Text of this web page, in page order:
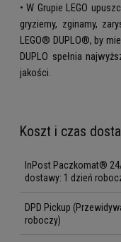
• W Grupie LEGO
gryziemy, zginamy,
LEGO® DUPLO®, by
DUPLO spełnia
jakości.
Koszt i czas
Cena nie zawiera
InPost Paczkomat®
dostawy: 1 dzień
DPD Pickup
roboczy)